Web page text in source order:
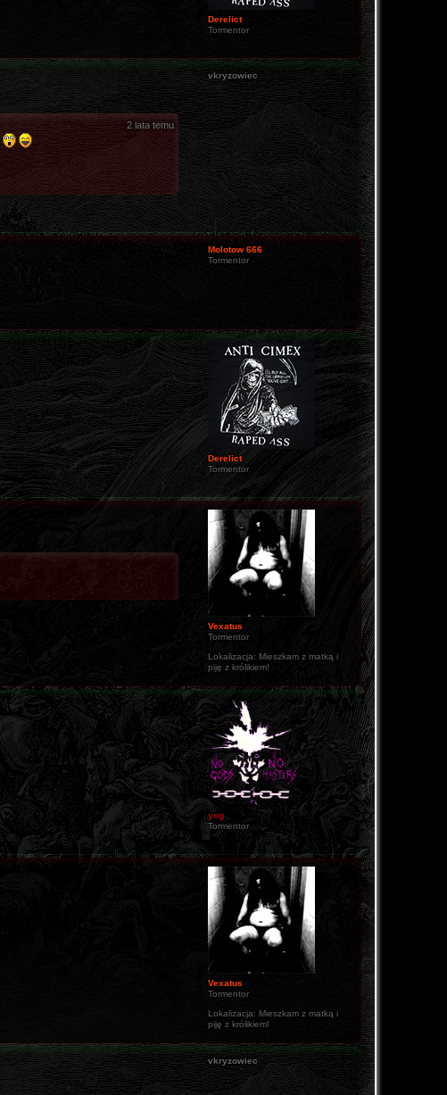
Derelict
Tormentor
vkryzowiec
2 lata temu
Molotow 666
Tormentor
Derelict
Tormentor
Vexatus
Tormentor
Lokalizacja: Mieszkam z matką i
piję z królikiem!
yog
Tormentor
Vexatus
Tormentor
Lokalizacja: Mieszkam z matką i
piję z królikiem!
vkryzowiec